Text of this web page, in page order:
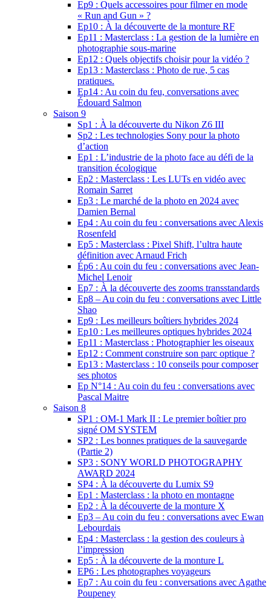
Ep9 : Quels accessoires pour filmer en mode
« Run and Gun » ?
Ep10 : À la découverte de la monture RF
Ep11 : Masterclass : La gestion de la lumière en
photographie sous-marine
Ep12 : Quels objectifs choisir pour la vidéo ?
Ep13 : Masterclass : Photo de rue, 5 cas
pratiques.
Ep14 : Au coin du feu, conversations avec
Édouard Salmon
Saison 9
Sp1 : À la découverte du Nikon Z6 III
Sp2 : Les technologies Sony pour la photo
d’action
Ep1 : L’industrie de la photo face au défi de la
transition écologique
Ep2 : Masterclass : Les LUTs en vidéo avec
Romain Sarret
Ep3 : Le marché de la photo en 2024 avec
Damien Bernal
Ep4 : Au coin du feu : conversations avec Alexis
Rosenfeld
Ep5 : Masterclass : Pixel Shift, l’ultra haute
définition avec Arnaud Frich
Ép6 : Au coin du feu : conversations avec Jean-
Michel Lenoir
Ep7 : À la découverte des zooms transstandards
Ep8 – Au coin du feu : conversations avec Little
Shao
Ep9 : Les meilleurs boîtiers hybrides 2024
Ep10 : Les meilleures optiques hybrides 2024
Ep11 : Masterclass : Photographier les oiseaux
Ep12 : Comment construire son parc optique ?
Ep13 : Masterclass : 10 conseils pour composer
ses photos
Ep N°14 : Au coin du feu : conversations avec
Pascal Maitre
Saison 8
SP1 : OM-1 Mark II : Le premier boîtier pro
signé OM SYSTEM
SP2 : Les bonnes pratiques de la sauvegarde
(Partie 2)
SP3 : SONY WORLD PHOTOGRAPHY
AWARD 2024
SP4 : À la découverte du Lumix S9
Ep1 : Masterclass : la photo en montagne
Ep2 : À la découverte de la monture X
Ep3 – Au coin du feu : conversations avec Ewan
Lebourdais
Ep4 : Masterclass : la gestion des couleurs à
l’impression
Ep5 : À la découverte de la monture L
EP6 : Les photographes voyageurs
Ep7 : Au coin du feu : conversations avec Agathe
Poupeney